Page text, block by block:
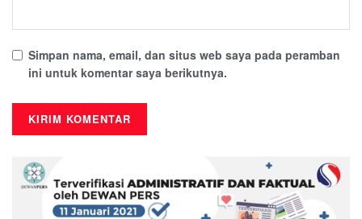
Simpan nama, email, dan situs web saya pada peramban
ini untuk komentar saya berikutnya.